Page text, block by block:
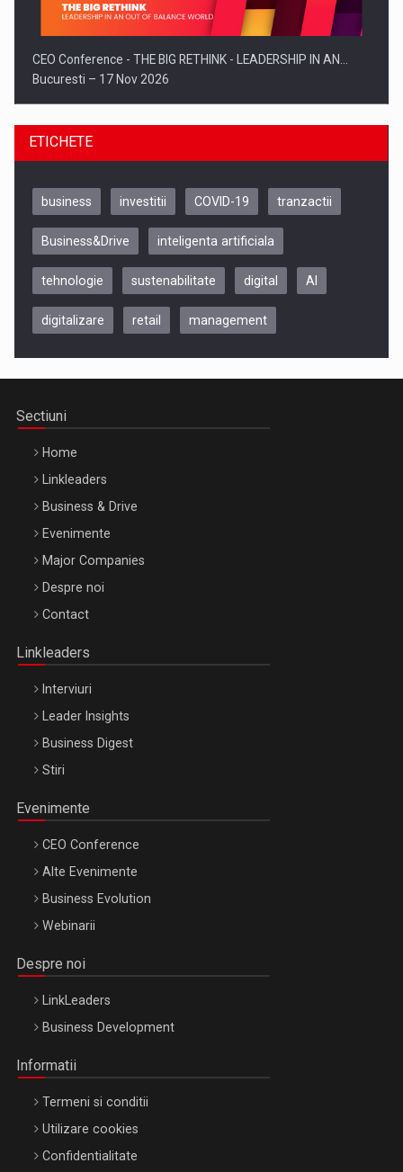
CEO Conference - THE BIG RETHINK - LEADERSHIP IN AN…
Bucuresti – 17 Nov 2026
Be Inspired. Make it Happen!, CLUJ, 9 Decembrie
Be Inspired. Make it Happen!, ARTEMIS LETO, ORADEA, 8
Octombrie
ETICHETE
business investitii COVID-19 tranzactii
Business&Drive inteligenta artificiala
tehnologie sustenabilitate digital AI
digitalizare retail management
Sectiuni
Home
Linkleaders
Business & Drive
Evenimente
Major Companies
Despre noi
Contact
Linkleaders
Interviuri
Leader Insights
Business Digest
Stiri
Evenimente
CEO Conference
Alte Evenimente
Business Evolution
Webinarii
Despre noi
LinkLeaders
Business Development
Informatii
Termeni si conditii
Utilizare cookies
Confidentialitate